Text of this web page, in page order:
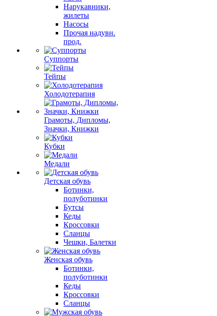
Нарукавники,
жилеты
Насосы
Прочая надувн.
прод.
Суппорты
Тейпы
Холодотерапия
Грамоты, Дипломы,
Значки, Книжки
Кубки
Медали
Детская обувь
Ботинки,
полуботинки
Бутсы
Кеды
Кроссовки
Сланцы
Чешки, Балетки
Женская обувь
Ботинки,
полуботинки
Кеды
Кроссовки
Сланцы